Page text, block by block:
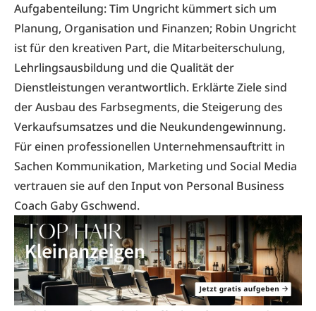
Aufgabenteilung: Tim Ungricht kümmert sich um
Planung, Organisation und Finanzen; Robin Ungricht
ist für den kreativen Part, die Mitarbeiterschulung,
Lehrlingsausbildung und die Qualität der
Dienstleistungen verantwortlich. Erklärte Ziele sind
der Ausbau des Farbsegments, die Steigerung des
Verkaufsumsatzes und die Neukundengewinnung.
Für einen professionellen Unternehmensauftritt in
Sachen Kommunikation, Marketing und Social Media
vertrauen sie auf den Input von Personal Business
Coach Gaby Gschwend.